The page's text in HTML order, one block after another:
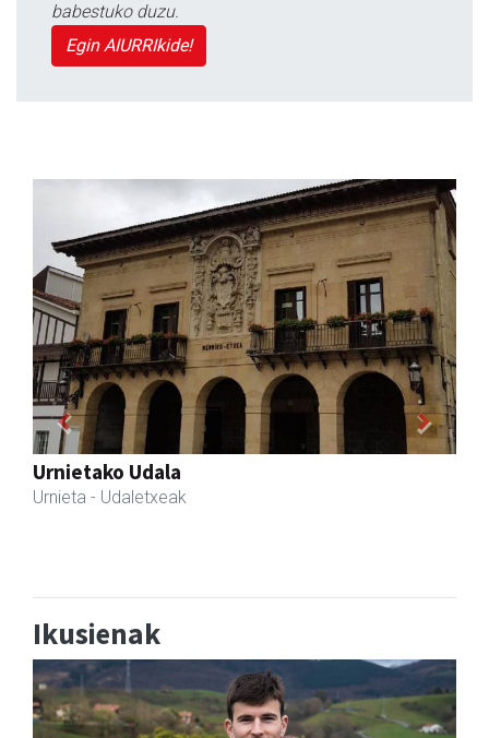
babestuko duzu.
Egin AIURRIkide!
Larraulgo herri ostatua
Larraul - Jatetxeak
Previous Next
Ikusienak